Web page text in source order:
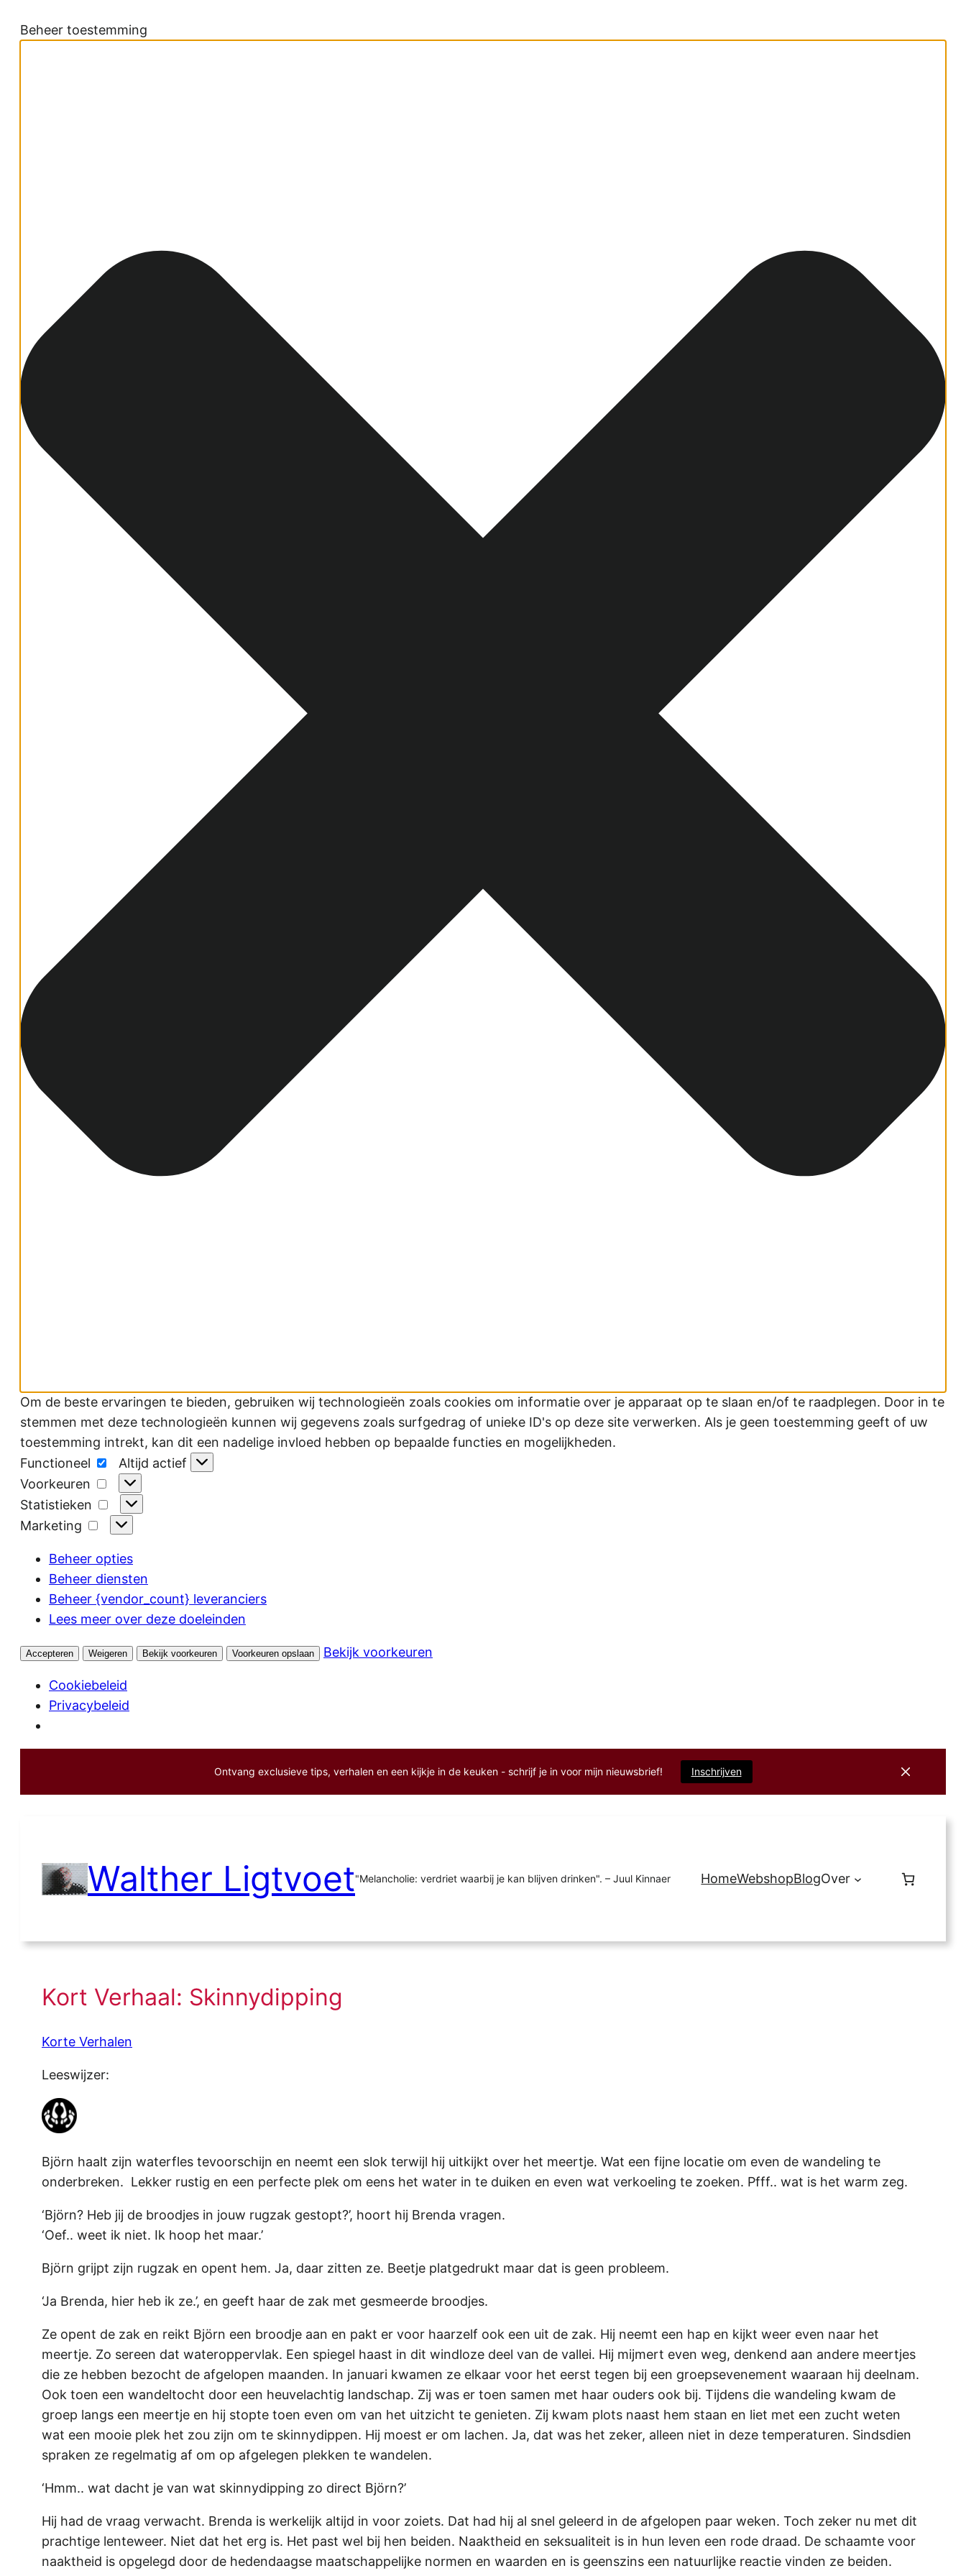
Beheer toestemming
Om de beste ervaringen te bieden, gebruiken wij technologieën zoals cookies om informatie over je apparaat op te slaan en/of te raadplegen. Door in te
stemmen met deze technologieën kunnen wij gegevens zoals surfgedrag of unieke ID's op deze site verwerken. Als je geen toestemming geeft of uw
toestemming intrekt, kan dit een nadelige invloed hebben op bepaalde functies en mogelijkheden.
Functioneel
Functioneel
Altijd actief
Voorkeuren
Voorkeuren
Statistieken
Statistieken
Marketing
Marketing
Beheer opties
Beheer diensten
Beheer {vendor_count} leveranciers
Lees meer over deze doeleinden
Accepteren Weigeren Bekijk voorkeuren Voorkeuren opslaan Bekijk voorkeuren
Cookiebeleid
Privacybeleid
Ontvang exclusieve tips, verhalen en een kijkje in de keuken - schrijf je in voor mijn nieuwsbrief! Inschrijven
inhoud
Walther Ligtvoet"Melancholie: verdriet waarbij je kan blijven drinken". – Juul Kinnaer HomeWebshopBlogOver
Kort Verhaal: Skinnydipping
Korte Verhalen
Leeswijzer:
Björn haalt zijn waterfles tevoorschijn en neemt een slok terwijl hij uitkijkt over het meertje. Wat een fijne locatie om even de wandeling te
onderbreken. Lekker rustig en een perfecte plek om eens het water in te duiken en even wat verkoeling te zoeken. Pfff.. wat is het warm zeg.
‘Björn? Heb jij de broodjes in jouw rugzak gestopt?’, hoort hij Brenda vragen.
‘Oef.. weet ik niet. Ik hoop het maar.’
Björn grijpt zijn rugzak en opent hem. Ja, daar zitten ze. Beetje platgedrukt maar dat is geen probleem.
‘Ja Brenda, hier heb ik ze.’, en geeft haar de zak met gesmeerde broodjes.
Ze opent de zak en reikt Björn een broodje aan en pakt er voor haarzelf ook een uit de zak. Hij neemt een hap en kijkt weer even naar het
meertje. Zo sereen dat wateroppervlak. Een spiegel haast in dit windloze deel van de vallei. Hij mijmert even weg, denkend aan andere meertjes
die ze hebben bezocht de afgelopen maanden. In januari kwamen ze elkaar voor het eerst tegen bij een groepsevenement waaraan hij deelnam.
Ook toen een wandeltocht door een heuvelachtig landschap. Zij was er toen samen met haar ouders ook bij. Tijdens die wandeling kwam de
groep langs een meertje en hij stopte toen even om van het uitzicht te genieten. Zij kwam plots naast hem staan en liet met een zucht weten
wat een mooie plek het zou zijn om te skinnydippen. Hij moest er om lachen. Ja, dat was het zeker, alleen niet in deze temperaturen. Sindsdien
spraken ze regelmatig af om op afgelegen plekken te wandelen.
‘Hmm.. wat dacht je van wat skinnydipping zo direct Björn?’
Hij had de vraag verwacht. Brenda is werkelijk altijd in voor zoiets. Dat had hij al snel geleerd in de afgelopen paar weken. Toch zeker nu met dit
prachtige lenteweer. Niet dat het erg is. Het past wel bij hen beiden. Naaktheid en seksualiteit is in hun leven een rode draad. De schaamte voor
naaktheid is opgelegd door de hedendaagse maatschappelijke normen en waarden en is geenszins een natuurlijke reactie vinden ze beiden.